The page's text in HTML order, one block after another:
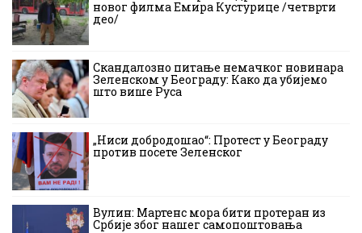
новог филма Емира Кустурице /четврти
део/
Скандалозно питање немачког новинара
Зеленском у Београду: Како да убијемо
што више Руса
„Ниси добродошао“: Протест у Београду
против посете Зеленског
Вулин: Мартенс мора бити протеран из
Србије због нашег самопоштовања